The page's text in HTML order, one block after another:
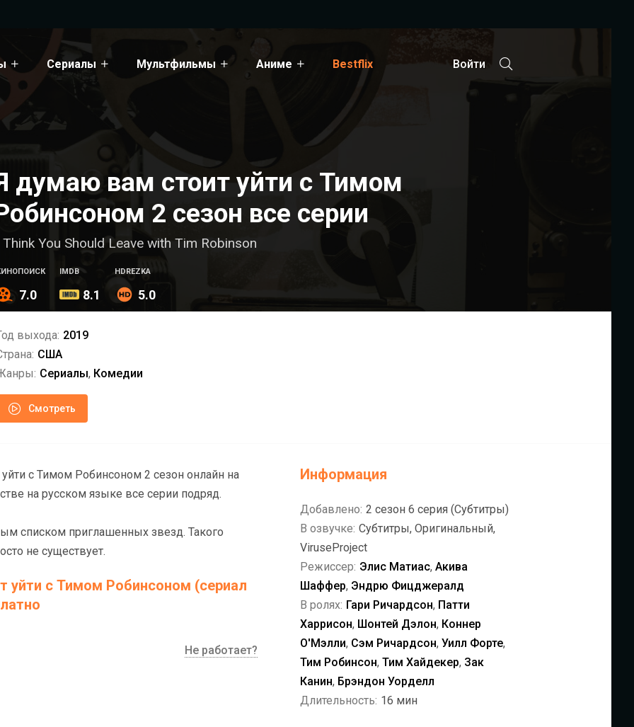
Сериалы Мультфильмы Аниме Bestflix Войти
думаю вам стоит уйти с Тимом
2 сезон все серии
Think You Should Leave with Tim Robinson
7.0
IMDB
8.1
HDREZKA
5.0
выхода: 2019
США
Сериалы, Комедии
Смотреть
с Тимом Робинсоном 2 сезон онлайн на
на русском языке все серии подряд.
списком приглашенных звезд. Такого
не существует.
уйти с Тимом Робинсоном (сериал
Не работает?
Информация
Добавлено: 2 сезон 6 серия (Субтитры)
В озвучке: Субтитры, Оригинальный,
ViruseProject
Режиссер: Элис Матиас, Акива
Шаффер, Эндрю Фицджералд
В ролях: Гари Ричардсон, Патти
Харрисон, Шонтей Дэлон, Коннер
О'Мэлли, Сэм Ричардсон, Уилл Форте,
Тим Робинсон, Тим Хайдекер, Зак
Канин, Брэндон Уорделл
Длительность: 16 мин